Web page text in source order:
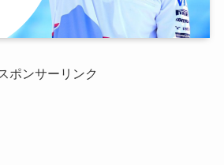
ポンサーリンク